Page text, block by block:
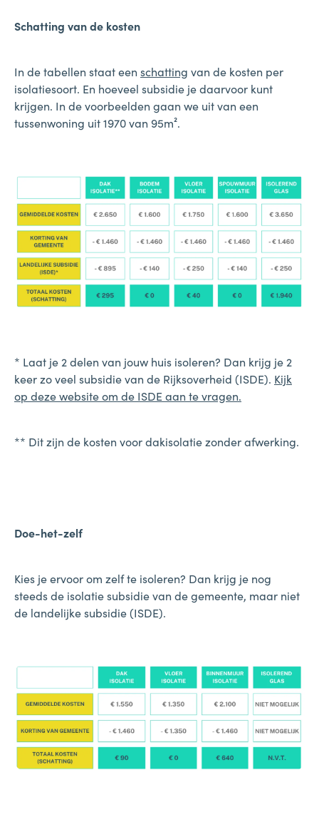
Schatting van de kosten
In de tabellen staat een schatting van de kosten per
isolatiesoort. En hoeveel subsidie je daarvoor kunt
krijgen. In de voorbeelden gaan we uit van een
tussenwoning uit 1970 van 95m².
* Laat je 2 delen van jouw huis isoleren? Dan krijg je 2
keer zo veel subsidie van de Rijksoverheid (ISDE). Kijk
op deze website om de ISDE aan te vragen.
** Dit zijn de kosten voor dakisolatie zonder afwerking.
Doe-het-zelf
Kies je ervoor om zelf te isoleren? Dan krijg je nog
steeds de isolatie subsidie van de gemeente, maar niet
de landelijke subsidie (ISDE).